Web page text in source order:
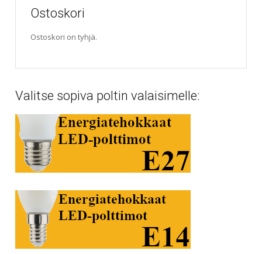
Ostoskori
Ostoskori on tyhjä.
Valitse sopiva poltin valaisimelle: